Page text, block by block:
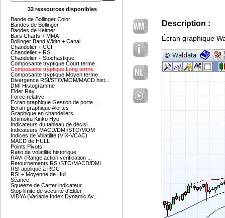
32 ressources disponibles
Bande de Bollinger Color
Bandes de Bollinger
Bandes de Keltner
Bars Charts + MMA
Bollinger Band Width + Canal
Chandelier + CCI
Chandelier + RSI
Chandelier + Stochastique
Composante tryptique Court terme
Composante tryptique Long terme
Composante tryptique Moyen terme
Divergence RSI/STO/MOM/MACD hist...
DMI Histogramme
Elder Ray
Force relative
Ecran graphique Gestion de porte...
Ecran graphique Alertes
Graphique en chandeliers
Ichimoku Kinko Hyo
Indicateurs du tableau de décisi...
Indicateurs MACD/DMI/STO/MOM
Indices de Volatilité (VIX-VCAC)
MACD de HULL
Points Pivots
Ratio de volatilité historique
RAVI (Range action verification ...
Retournements RSI/STO/MACD/DMI
RSI appliqué à ROC
RSI + Moyenne de Hull
Séance
Squeeze de Carter indicateur
Stop limite de sécurité d'Elder
VIDYA (Variable Index Dynamic Av...
Description :
Écran graphique